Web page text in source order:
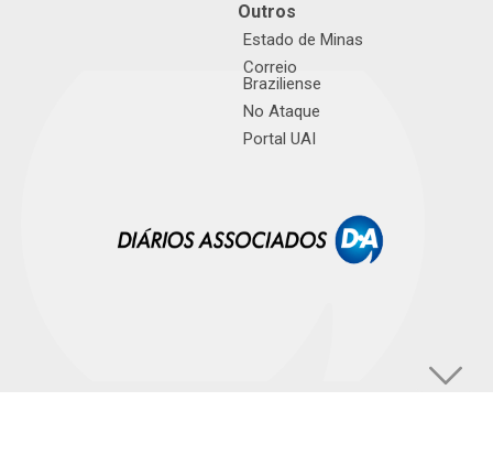
Outros
Estado de Minas
Correio
Braziliense
No Ataque
Portal UAI